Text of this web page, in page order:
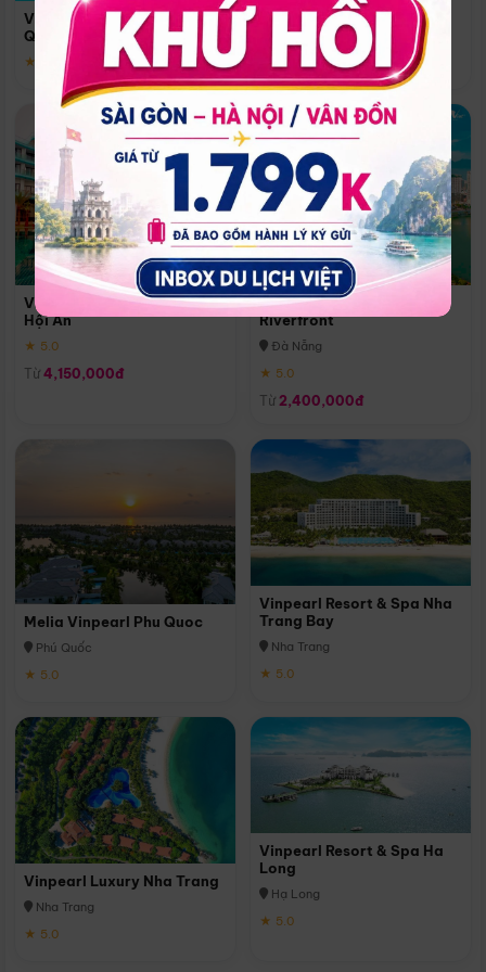
Vinpearl Resort & Spa Phu
Quoc
★ 5.0
Quoc
Phú Quốc
★ 5.0
Vinpearl Resort & Golf Nam
Hội An
★ 5.0
Từ 4,150,000đ
Melia Vinpearl Danang
Riverfront
Đà Nẵng
★ 5.0
Từ 2,400,000đ
Melia Vinpearl Phu Quoc
Phú Quốc
★ 5.0
Vinpearl Resort & Spa Nha
Trang Bay
Nha Trang
★ 5.0
Vinpearl Luxury Nha Trang
Nha Trang
★ 5.0
Vinpearl Resort & Spa Ha
Long
Hạ Long
★ 5.0